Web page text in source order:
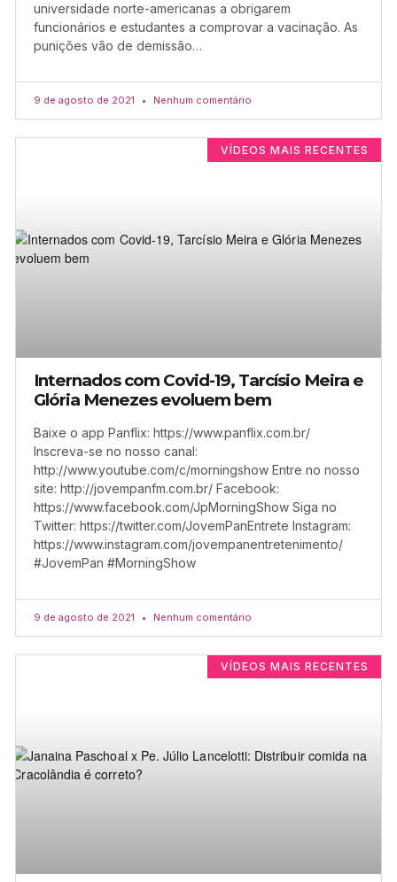
universidade norte-americanas a obrigarem
funcionários e estudantes a comprovar a vacinação. As
punições vão de demissão…
9 de agosto de 2021 Nenhum comentário
VÍDEOS MAIS RECENTES
Internados com Covid-19, Tarcísio Meira e
Glória Menezes evoluem bem
Baixe o app Panflix: https://www.panflix.com.br/
Inscreva-se no nosso canal:
http://www.youtube.com/c/morningshow Entre no nosso
site: http://jovempanfm.com.br/ Facebook:
https://www.facebook.com/JpMorningShow Siga no
Twitter: https://twitter.com/JovemPanEntrete Instagram:
https://www.instagram.com/jovempanentretenimento/
#JovemPan #MorningShow
9 de agosto de 2021 Nenhum comentário
VÍDEOS MAIS RECENTES